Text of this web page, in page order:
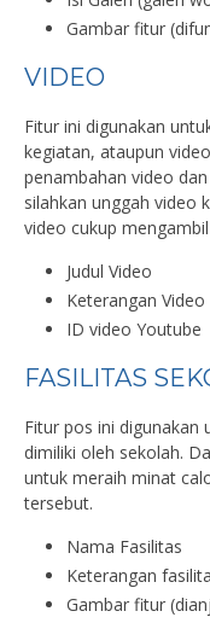
Gambar fitur
VIDEO
Fitur ini digunakan
kegiatan, ataupun
penambahan video
silahkan unggah video
video cukup
Judul Video
Keterangan Video
ID video Youtube
FASILITAS
Fitur pos ini digunakan
dimiliki oleh sekolah.
untuk meraih minat
tersebut.
Nama Fasilitas
Keterangan
Gambar fitur